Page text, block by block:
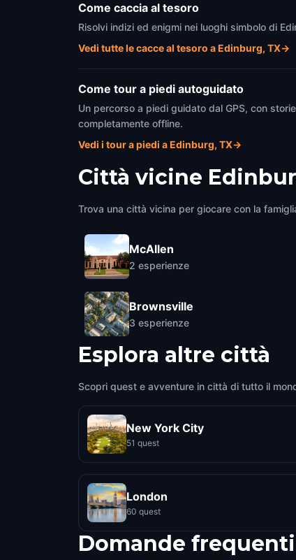
Come caccia al tesoro
Risolvi indizi ed enigmi nei luoghi simbolo di
Vedi tutte le cacce al tesoro a Edinburg, TX→
Come tour a piedi autoguidato
Un percorso a piedi guidato dal GPS, con
completamente offline.
Vedi i tour a piedi a Edinburg, TX→
Città vicine
Trova una città vicina per giocare con la
McAllen
2 esperienze
Brownsville
3 esperienze
Esplora altre città
Scopri quest e avventure in città di tutto il
New York City
51 quest
London
60 quest
Domande frequenti